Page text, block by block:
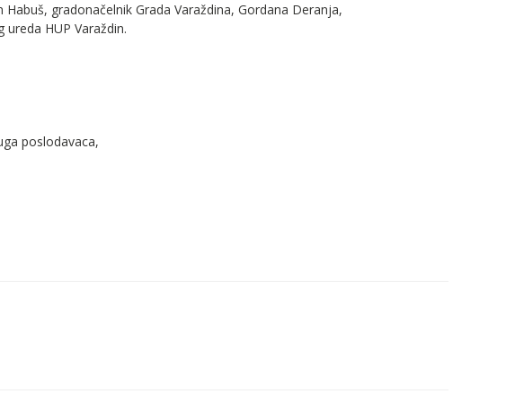
gradonačelnik Grada Varaždina, Gordana Deranja,
HUP Varaždin.
poslodavaca,